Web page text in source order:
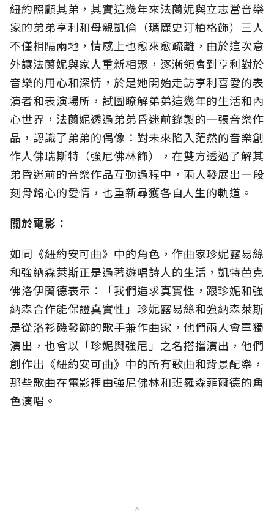
紐約照顧其弟，其實這幾年來法蘭妮與立志當音樂
家的弟弟亨利和母親凱倫（瑪麗史汀柏格飾）三人
不僅相隔兩地，情感上也愈來愈疏離，由於這次意
外讓法蘭妮與家人重新相聚，逐漸領會到亨利對於
音樂的用心和深情，於是她開始走訪亨利喜愛的表
演者和表演場所，試圖瞭解弟弟這幾年的生活和內
心世界，法蘭妮透過弟弟昏迷前錄製的一張音樂作
品，認識了弟弟的偶像：對未來陷入茫然的音樂創
作人佛瑞斯特（強尼佛林飾），在雙方透過了解其
弟昏迷前的音樂作品互動過程中，兩人發展出一段
刻骨銘心的愛情，也重新尋獲各自人生的軌道。
關於電影：
如同《紐約安可曲》中的角色，作曲家珍妮露易絲
和強納森萊斯正是過著遊唱詩人的生活，凱特芭克
佛洛伊蘭德表示：「我們造求真實性，跟珍妮和強
納森合作能保證真實性」珍妮露易絲和強納森萊斯
是從洛衫磯發跡的歌手兼作曲家，他們兩人會單獨
演出，也會以「珍妮與強尼」之名搭擋演出，他們
創作出《紐約安可曲》中的所有歌曲和背景配樂，
那些歌曲在電影裡由強尼佛林和班羅森菲爾德的角
色演唱。